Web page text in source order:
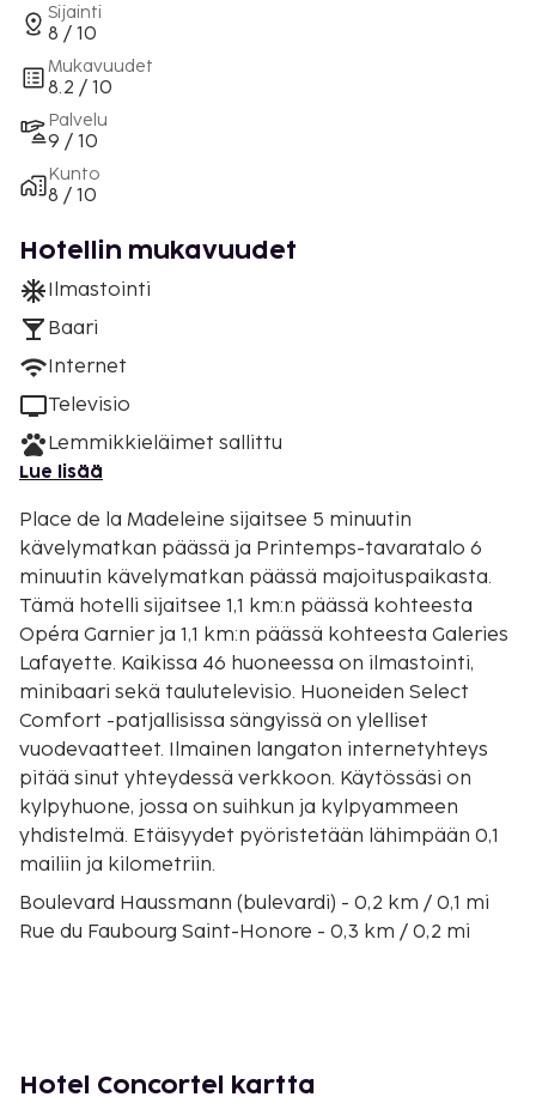
Sijainti
8 / 10
Mukavuudet
8.2 / 10
Palvelu
9 / 10
Kunto
8 / 10
Hotellin mukavuudet
Ilmastointi
Baari
Internet
Televisio
Lemmikkieläimet sallittu
Lue lisää
Place de la Madeleine sijaitsee 5 minuutin
kävelymatkan päässä ja Printemps-tavaratalo 6
minuutin kävelymatkan päässä majoituspaikasta.
Tämä hotelli sijaitsee 1,1 km:n päässä kohteesta
Opéra Garnier ja 1,1 km:n päässä kohteesta Galeries
Lafayette. Kaikissa 46 huoneessa on ilmastointi,
minibaari sekä taulutelevisio. Huoneiden Select
Comfort -patjallisissa sängyissä on ylelliset
vuodevaatteet. Ilmainen langaton internetyhteys
pitää sinut yhteydessä verkkoon. Käytössäsi on
kylpyhuone, jossa on suihkun ja kylpyammeen
yhdistelmä. Etäisyydet pyöristetään lähimpään 0,1
mailiin ja kilometriin.
Boulevard Haussmann (bulevardi) - 0,2 km / 0,1 mi
Rue du Faubourg Saint-Honore - 0,3 km / 0,2 mi
Rue de Rivoli - 0,6 km / 0,4 mi
Hotel Concortel kartta